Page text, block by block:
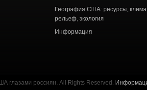
География США: ресурсы,
рельеф, экология
Информация
глазами россиян. All Rights Reserved.